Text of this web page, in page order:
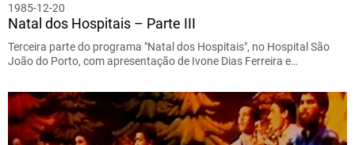
1985-12-20
Natal dos Hospitais – Parte III
Terceira parte do programa "Natal dos Hospitais", no Hospital São
João do Porto, com apresentação de Ivone Dias Ferreira e…